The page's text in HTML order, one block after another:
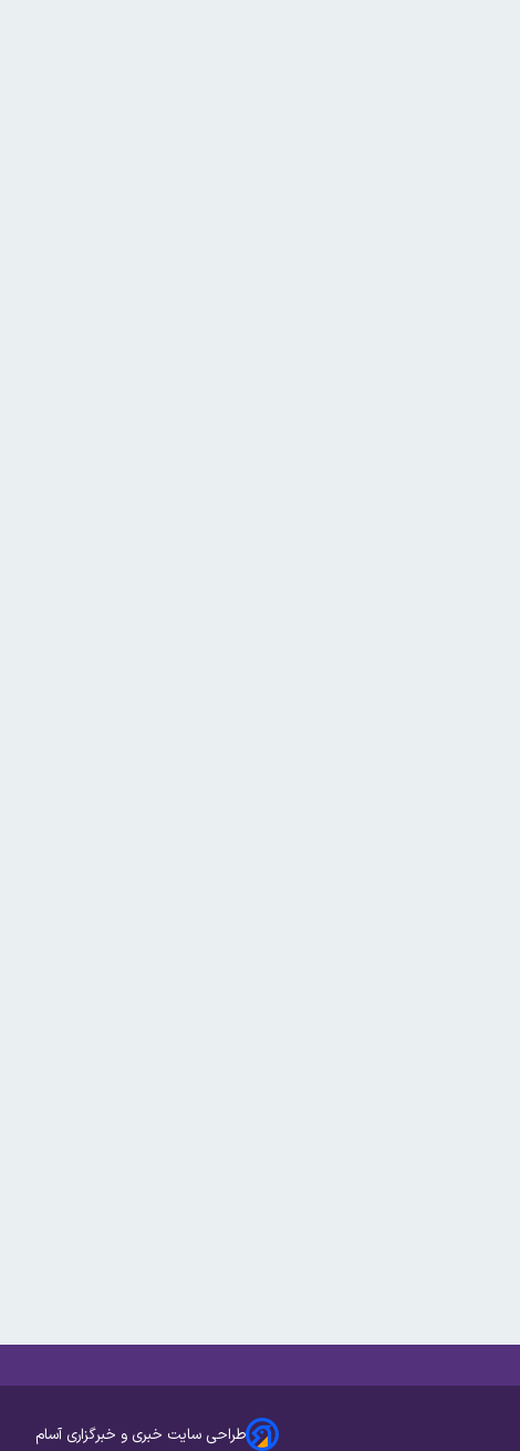
طراحی سایت خبری و خبرگزاری آسام